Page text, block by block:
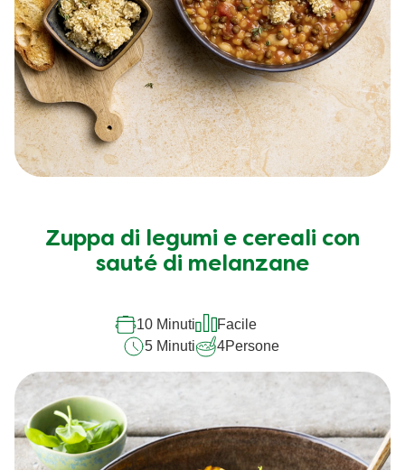
Zuppa di legumi e cereali con
sauté di melanzane
10 Minuti
Facile
5 Minuti
4Persone